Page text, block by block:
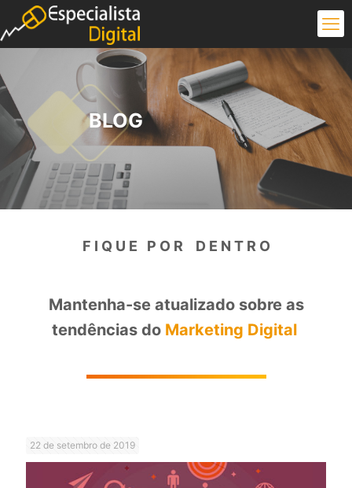
BLOG
F I Q U E P O R D E N T R O
Mantenha-se atualizado sobre as
tendências do Marketing Digital
22 de setembro de 2019